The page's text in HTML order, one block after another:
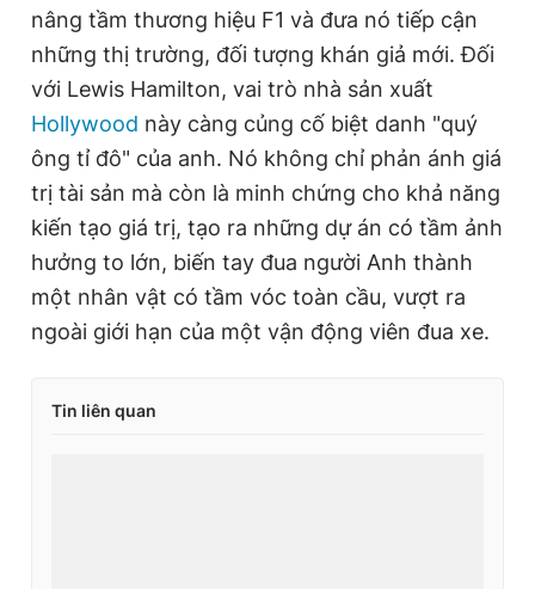
nâng tầm thương hiệu F1 và đưa nó tiếp cận
những thị trường, đối tượng khán giả mới. Đối
với Lewis Hamilton, vai trò nhà sản xuất
Hollywood này càng củng cố biệt danh "quý
ông tỉ đô" của anh. Nó không chỉ phản ánh giá
trị tài sản mà còn là minh chứng cho khả năng
kiến tạo giá trị, tạo ra những dự án có tầm ảnh
hưởng to lớn, biến tay đua người Anh thành
một nhân vật có tầm vóc toàn cầu, vượt ra
ngoài giới hạn của một vận động viên đua xe.
Tin liên quan